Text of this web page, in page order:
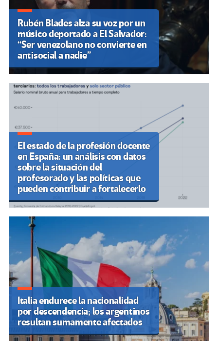
Rubén Blades alza su voz por un
músico deportado a El Salvador:
“Ser venezolano no convierte en
antisocial a nadie”
El estado de la profesión docente
en España: un análisis con datos
sobre la situación del
profesorado y las políticas que
pueden contribuir a fortalecerlo
Italia endurece la nacionalidad
por descendencia; los argentinos
resultan sumamente afectados